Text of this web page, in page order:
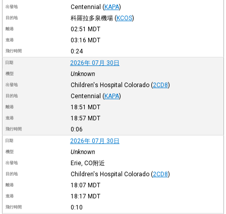
出發地 Centennial (KAPA)
目的地 科羅拉多泉機場 (KCOS)
離港 02:51 MDT
進港 03:16 MDT
飛行時間 0:24
日期 2026年 07月 30日
機型 Unknown
出發地 Children's Hospital Colorado (2CD8)
目的地 Centennial (KAPA)
離港 18:51 MDT
進港 18:57 MDT
飛行時間 0:06
日期 2026年 07月 30日
機型 Unknown
出發地 Erie, CO附近
目的地 Children's Hospital Colorado (2CD8)
離港 18:07 MDT
進港 18:17 MDT
飛行時間 0:10